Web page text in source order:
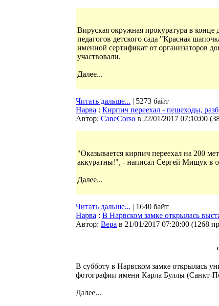
Вируская окружная прокуратура в конце
педагогов детского сада "Красная
именной сертификат от организаторов
участвовали.
Далее...
Читать дальше... | 5273 байт
Нарва : Кирпич переехал - пешеходы,
Автор: CaneCorso в 22/01/2017 07:10:00 (
"Оказывается кирпич переехал на 200
аккуратны!", - написал Сергей Мищук в
Далее...
Читать дальше... | 1640 байт
Нарва : В Нарвском замке открылась
Автор: Bepa в 21/01/2017 07:20:00 (1268
В субботу в Нарвском замке открылась
фотографии имени Карла Буллы (Санкт-
Далее...